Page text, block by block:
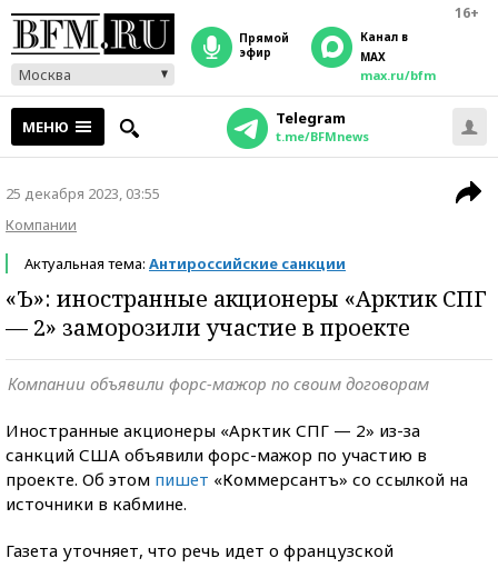
16+
Москва
прямой
эфир
Канал в
MAX
max.ru/bfm
МЕНЮ Telegram
t.me/BFMnews
25 декабря 2023, 03:55
Компании
Актуальная тема: Антироссийские санкции
«Ъ»: иностранные акционеры «Арктик СПГ
— 2» заморозили участие в проекте
Компании объявили форс-мажор по своим договорам
Иностранные акционеры «Арктик СПГ — 2» из-за
санкций США объявили форс-мажор по участию в
проекте. Об этом пишет «Коммерсантъ» со ссылкой на
источники в кабмине.
Газета уточняет, что речь идет о французской